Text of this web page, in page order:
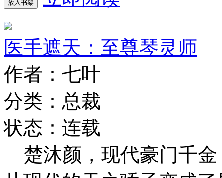
放入书架
医手遮天：至尊琴灵师
作者：七叶
分类：总裁
状态：连载
楚沐颜，现代豪门千金